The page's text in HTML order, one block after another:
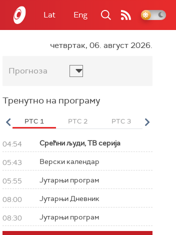
Lat Eng
четвртак, 06. август 2026.
Прогноза
Тренутно на програму
РТС 1 РТС 2 РТС 3 РТС
04:54 Срећни људи, ТВ серија
05:43 Верски календар
05:55 Јутарњи програм
08:00 Јутарњи Дневник
08:30 Јутарњи програм